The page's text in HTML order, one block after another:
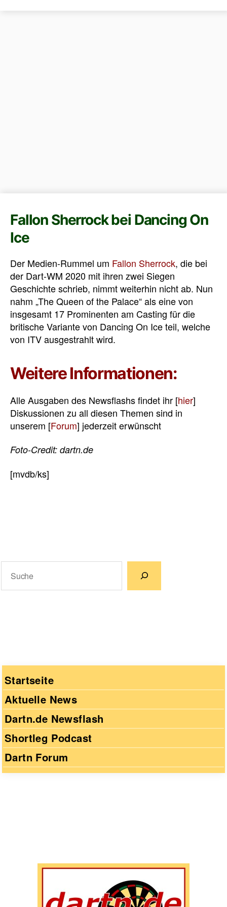
Fallon Sherrock bei Dancing On
Ice
Der Medien-Rummel um Fallon Sherrock, die bei
der Dart-WM 2020 mit ihren zwei Siegen
Geschichte schrieb, nimmt weiterhin nicht ab. Nun
nahm „The Queen of the Palace“ als eine von
insgesamt 17 Prominenten am Casting für die
britische Variante von Dancing On Ice teil, welche
von ITV ausgestrahlt wird.
Weitere Informationen:
Alle Ausgaben des Newsflashs findet ihr [hier]
Diskussionen zu all diesen Themen sind in
unserem [Forum] jederzeit erwünscht
Foto-Credit: dartn.de
[mvdb/ks]
Startseite
Aktuelle News
Dartn.de Newsflash
Shortleg Podcast
Dartn Forum